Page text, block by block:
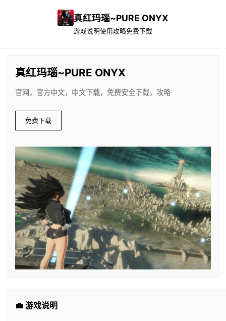
真红玛瑙~PURE ONYX
游戏说明使用攻略免费下载
真红玛瑙~PURE ONYX
官网，官方中文，中文下载，免费安全下载，攻略
免费下载
💼 游戏说明